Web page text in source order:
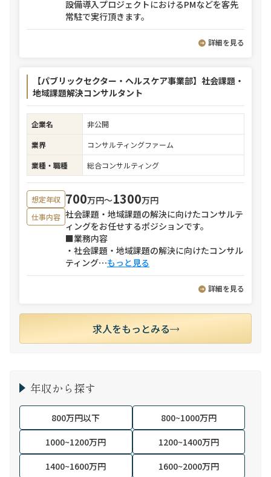
設備導入プロジェクトにおけるPMなどを客先
常駐で実行頂きます。
詳細を見る
【パブリックセクター・ヘルスケア事業部】社会課題・
地域課題解決コンサルタント
企業名
非公開
業界
コンサルティングファーム
業種・職種
総合コンサルティング
想定年収 700万円〜1300万円
仕事内容 社会課題・地域課題の解決に向けたコンサルテ
ィングをお任せするポジションです。
■業務内容
・社会課題・地域課題の解決に向けたコンサル
ティング⋯もっと見る
詳細を見る
求人をもっとみる
年収から探す
800万円以下
800~1000万円
1000~1200万円
1200~1400万円
1400~1600万円
1600~2000万円